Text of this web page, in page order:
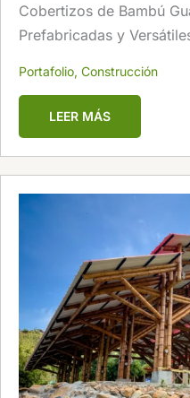
Cobertizos de Bambú
Prefabricadas y
Portafolio, Construcción
LEER MÁS